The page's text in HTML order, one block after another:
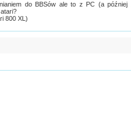
do BBSów ale to z PC (a później
800 XL)